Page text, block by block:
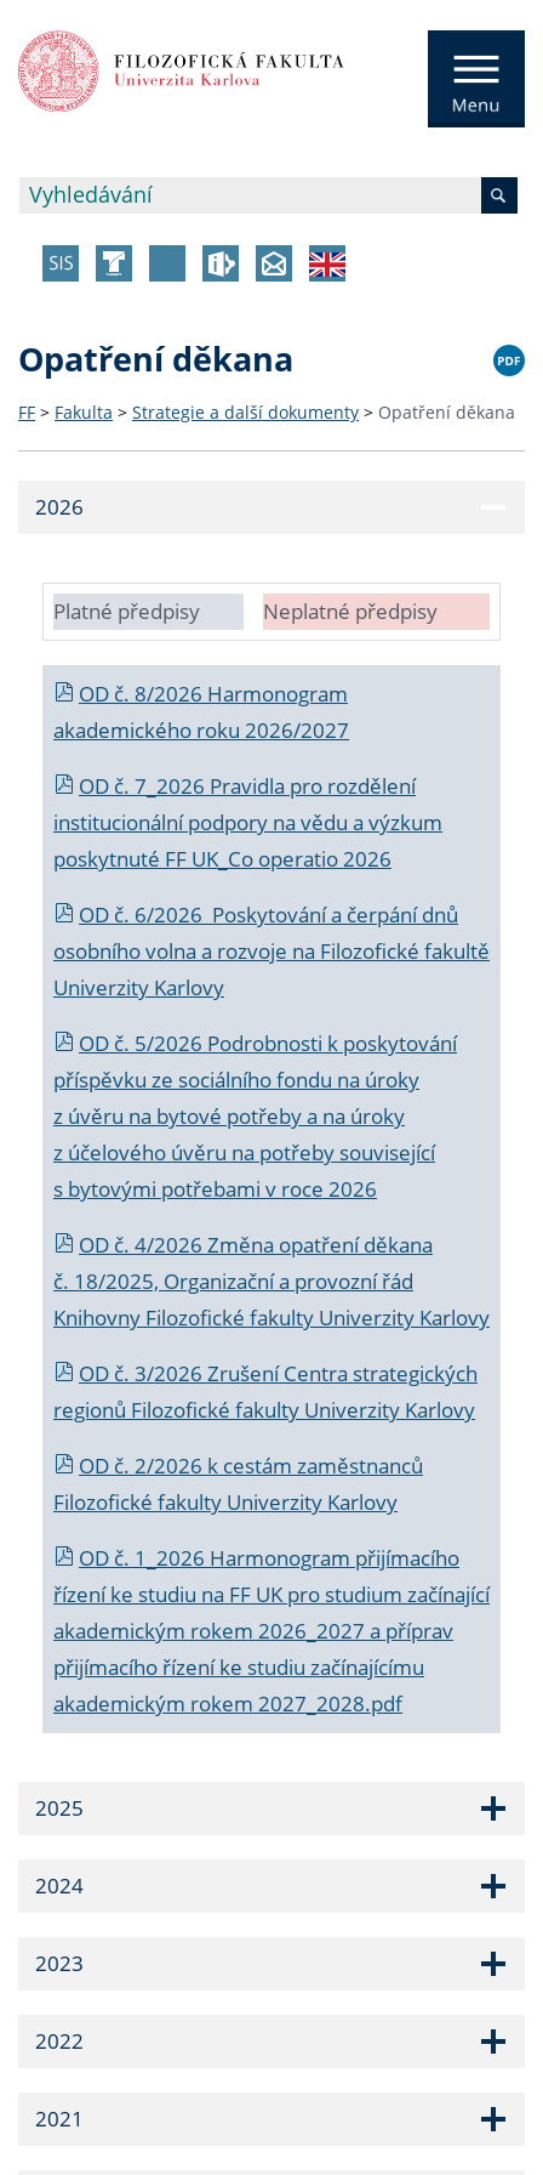
Opatření děkana
FF > Fakulta > Strategie a další dokumenty > Opatření děkana
2026
Platné předpisy Neplatné předpisy
OD č. 8/2026 Harmonogram
akademického roku 2026/2027
OD č. 7_2026 Pravidla pro rozdělení
institucionální podpory na vědu a výzkum
poskytnuté FF UK_Co operatio 2026
OD č. 6/2026 Poskytování a čerpání dnů
osobního volna a rozvoje na Filozofické fakultě
Univerzity Karlovy
OD č. 5/2026 Podrobnosti k poskytování
příspěvku ze sociálního fondu na úroky
z úvěru na bytové potřeby a na úroky
z účelového úvěru na potřeby související
s bytovými potřebami v roce 2026
OD č. 4/2026 Změna opatření děkana
č. 18/2025, Organizační a provozní řád
Knihovny Filozofické fakulty Univerzity Karlovy
OD č. 3/2026 Zrušení Centra strategických
regionů Filozofické fakulty Univerzity Karlovy
OD č. 2/2026 k cestám zaměstnanců
Filozofické fakulty Univerzity Karlovy
OD č. 1_2026 Harmonogram přijímacího
řízení ke studiu na FF UK pro studium začínající
akademickým rokem 2026_2027 a příprav
přijímacího řízení ke studiu začínajícímu
akademickým rokem 2027_2028.pdf
2025
2024
2023
2022
2021